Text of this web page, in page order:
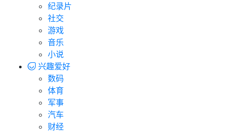
纪录片
社交
游戏
音乐
小说
兴趣爱好
数码
体育
军事
汽车
财经